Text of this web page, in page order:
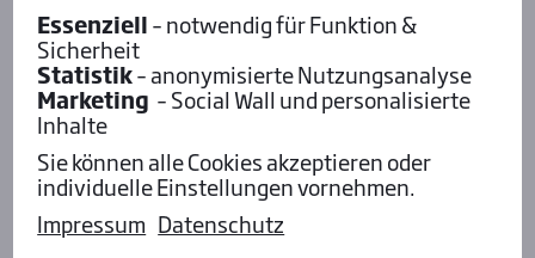
Pod­cast mit Wett-Tipps
Essenziell– notwendig für Funktion &
Sicherheit
Statistik– anonymisierte Nutzungsanalyse
Marketing – Social Wall und personalisierte
Inhalte
Sie können alle Cookies akzeptieren oder
individuelle Einstellungen vornehmen.
Impressum Datenschutz